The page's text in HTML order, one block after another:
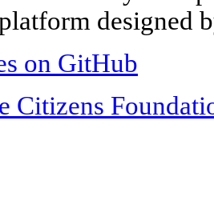
designed
on GitHub
Citizens